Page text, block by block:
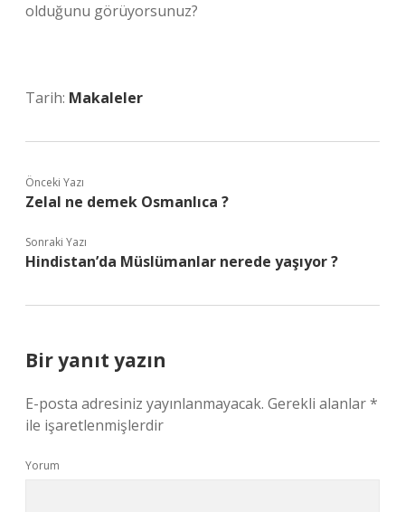
olduğunu görüyorsunuz?
Tarih: Makaleler
Önceki Yazı
Zelal ne demek Osmanlıca ?
Sonraki Yazı
Hindistan’da Müslümanlar nerede yaşıyor ?
Bir yanıt yazın
E-posta adresiniz yayınlanmayacak. Gerekli alanlar*
ile işaretlenmişlerdir
Yorum